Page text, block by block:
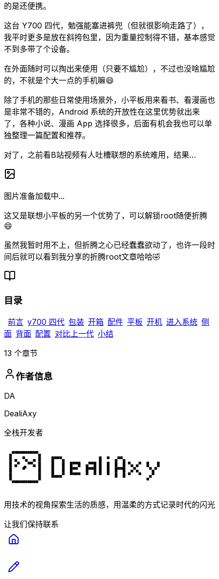
的是还便携。
这台 Y700 四代，勉强能塞进裤兜（但就很影响走路了），
我平时更多是放在斜挎包里，因为重量控制得不错，基本感觉
不到多带了个设备。
在外面随时可以掏出来使用（只要不尴尬），不过也没啥尴尬
的，不就是个大一点的手机嘛😄
除了手机的那些日常使用场景外，小平板用来看书、看漫画也
是非常不错的，Android 系统的开放性在这里优势就出来
了，各种小说、漫画 App 选择很多，后面有机会我也可以单
独整理一篇配置和推荐。
对了，之前看B站视频有人吐槽联想的系统难用，结果…
图片准备加载中...
这又是联想小平板的另一个优势了，可以解锁root随便折腾
😄
虽然我暂时用不上，但折腾之心已经蠢蠢欲动了，也许一段时
间后就可以看到我分享的折腾root文章哈哈🤣
目录
前言 y700 四代 包装 开箱 配件 平板 开机 进入系统 侧
面 背面 配置 对比上一代 小结
13 个章节
作者信息
DA
DealiAxy
全栈开发者
用技术的视角探索生活的质感，用温柔的方式记录时代的闪光
让我们保持联系